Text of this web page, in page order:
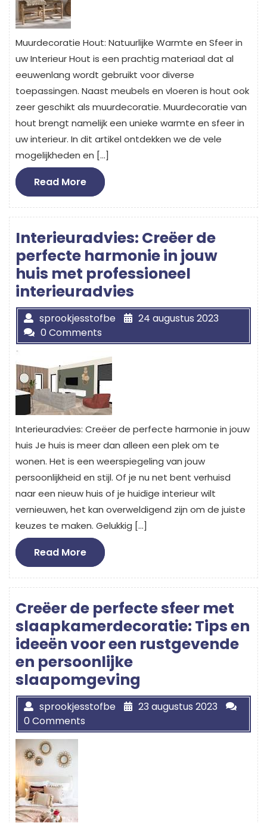
Muurdecoratie Hout: Natuurlijke Warmte en Sfeer in
uw Interieur Hout is een prachtig materiaal dat al
eeuwenlang wordt gebruikt voor diverse
toepassingen. Naast meubels en vloeren is hout ook
zeer geschikt als muurdecoratie. Muurdecoratie van
hout brengt namelijk een unieke warmte en sfeer in
uw interieur. In dit artikel ontdekken we de vele
mogelijkheden en […]
Read MoreRead
More
Interieuradvies: Creëer de
perfecte harmonie in jouw
huis met professioneel
interieuradvies
sprookjesstofbe
24 augustus 2023
0 Comments
Interieuradvies: Creëer de perfecte harmonie in jouw
huis Je huis is meer dan alleen een plek om te
wonen. Het is een weerspiegeling van jouw
persoonlijkheid en stijl. Of je nu net bent verhuisd
naar een nieuw huis of je huidige interieur wilt
vernieuwen, het kan overweldigend zijn om de juiste
keuzes te maken. Gelukkig […]
Read MoreRead
More
Creëer de perfecte sfeer met
slaapkamerdecoratie: Tips en
ideeën voor een rustgevende
en persoonlijke
slaapomgeving
sprookjesstofbe
23 augustus 2023
0 Comments